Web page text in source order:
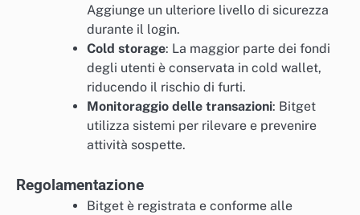
Aggiunge un ulteriore livello di sicurezza
durante il login.
Cold storage: La maggior parte dei fondi
degli utenti è conservata in cold wallet,
riducendo il rischio di furti.
Monitoraggio delle transazioni: Bitget
utilizza sistemi per rilevare e prevenire
attività sospette.
Regolamentazione
Bitget è registrata e conforme alle